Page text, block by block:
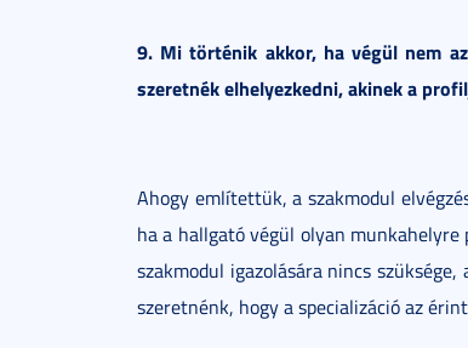
9. Mi történik akkor, ha végül nem
szeretnék elhelyezkedni, akinek a
Ahogy említettük, a szakmodul
ha a hallgató végül olyan munkahelyre
szakmodul igazolására nincs
szeretnénk, hogy a specializáció az